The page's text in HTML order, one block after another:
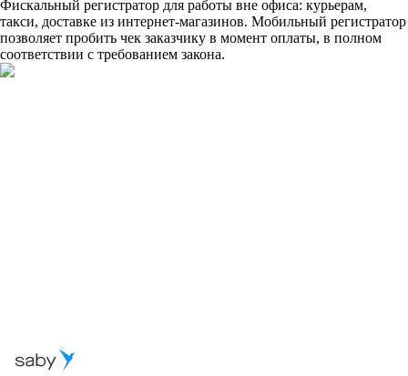
Фискальный регистратор для работы вне офиса: курьерам,
такси, доставке из интернет-магазинов. Мобильный регистратор
позволяет пробить чек заказчику в момент оплаты, в полном
соответствии с требованием закона.